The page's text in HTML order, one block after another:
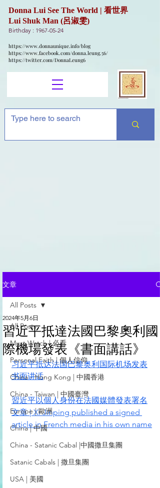
Donna Lui See The World | 看世界
Lui Shuk Man (呂淑雯)
Birthday : 1967-05-24
https://www.donnaunique.info/blog
https://www.facebook.com/donna.leung.56/
https://twitter.com/DonnaLeung6
文章
All Posts
Must Watch | 必看
Personal Faith | 個人信仰
China - Hong Kong | 中國香港
China - Taiwan | 中國臺灣
Europe | 歐洲
China | 中國
China - Satanic Cabal |中國撒旦集團
Satanic Cabals | 撒旦集團
USA | 美國
All Posts
習近平抵達法國巴黎奧利國
際機場發表《書面講話》
2024年5月6日
习近平抵达法国巴黎奥利国际机场发表
书面讲话
習近平以個人身份在法國媒體發表署名
文章 | Xi Jinping published a signed
article in French media in his own name